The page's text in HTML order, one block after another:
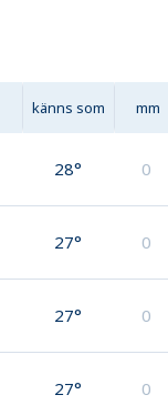
känns som mm
28° 0
27° 0
27° 0
27° 0